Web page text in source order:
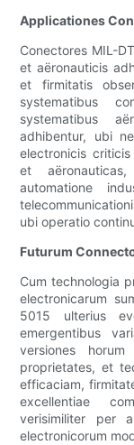
Applicationes
Conectores MIL-
et aëronauticis
et firmitatis
systematibus
systematibus
adhibentur, ubi
electronicis
et
automatione
ubi operatio
Futurum
Cum technologia
electronicarum
5015 ulterius
emergentibus
versiones
proprietates, et
efficaciam,
excellentiae
verisimiliter per
electronicorum